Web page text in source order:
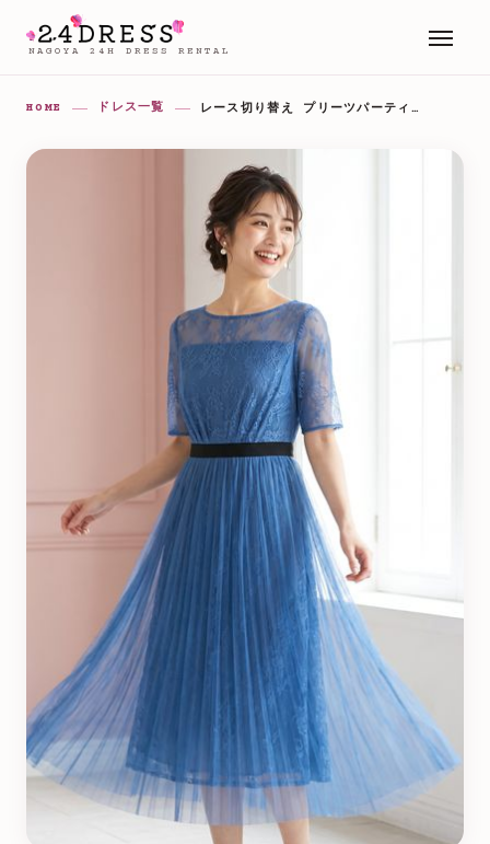
NAGOYA 24H DRESS RENTAL
HOME ドレス一覧 レース切り替え プリーツパーティードレス（ネイビー・ブルー系）